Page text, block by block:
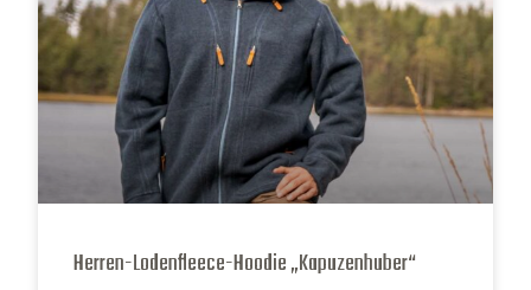
Herren-Lodenfleece-Hoodie „Kapuzenhuber“